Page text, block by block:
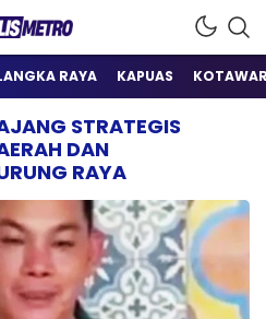
Metro
Informasi
RAYA KAPUAS
STRATEGIS
DAN
RAYA